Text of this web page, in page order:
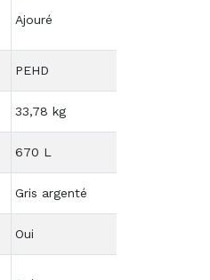
Ajouré
PEHD
33,78 kg
670 L
Gris argenté
Oui